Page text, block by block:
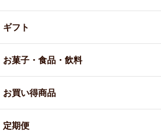
ギフト
お菓子・食品・飲料
お買い得商品
定期便